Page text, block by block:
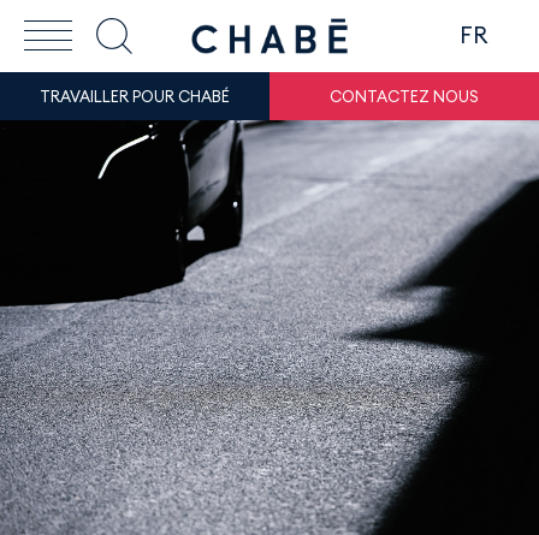
FR
TRAVAILLER POUR CHABÉ CONTACTEZ NOUS